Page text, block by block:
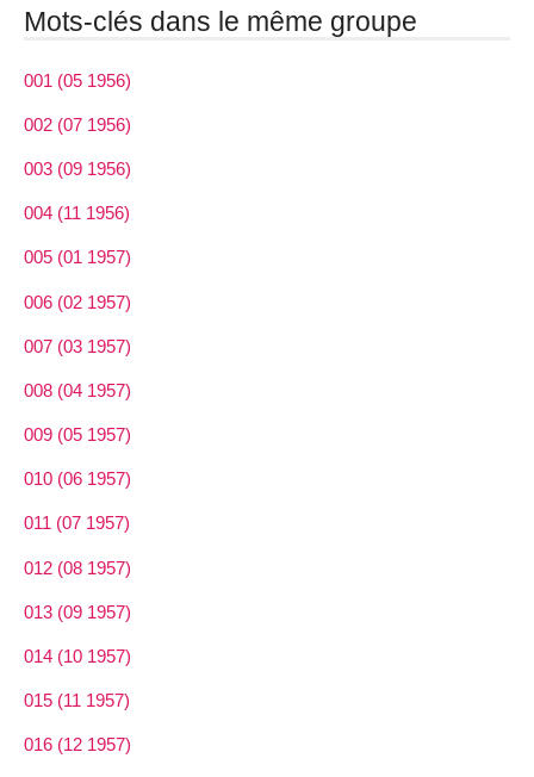
Mots-clés dans le même groupe
001 (05 1956)
002 (07 1956)
003 (09 1956)
004 (11 1956)
005 (01 1957)
006 (02 1957)
007 (03 1957)
008 (04 1957)
009 (05 1957)
010 (06 1957)
011 (07 1957)
012 (08 1957)
013 (09 1957)
014 (10 1957)
015 (11 1957)
016 (12 1957)